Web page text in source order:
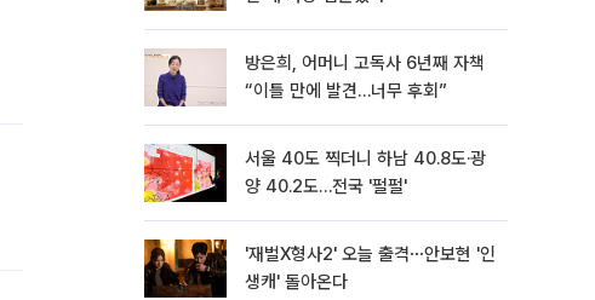
방은희, 어머니 고독사 6년째 자책
“이틀 만에 발견…너무 후회”
서울 40도 찍더니 하남 40.8도·광
양 40.2도…전국 '펄펄'
'재벌X형사2' 오늘 출격⋯안보현 '인
생캐' 돌아온다